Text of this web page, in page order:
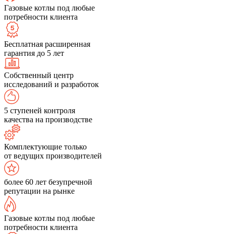
Газовые котлы под любые
потребности клиента
Бесплатная расширенная
гарантия до 5 лет
Собственный центр
исследований и разработок
5 ступеней контроля
качества на производстве
Комплектующие только
от ведущих производителей
более 60 лет безупречной
репутации на рынке
Газовые котлы под любые
потребности клиента